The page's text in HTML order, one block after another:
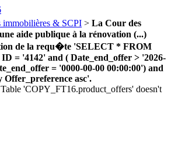
immobilières & SCPI > La Cour des
aide publique à la rénovation (...)
de la requ�te 'SELECT * FROM
= '4142' and ( Date_end_offer > '2026-
= '0000-00-00 00:00:00') and
asc'.
Table 'COPY_FT16.product_offers' doesn't